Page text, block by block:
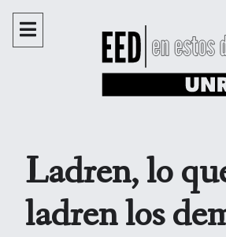
Ladren, lo
ladren los